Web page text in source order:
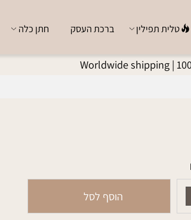
Worldwide shipping
טלית תפילין ברכת העסק חתן כלה
הוסף לסל